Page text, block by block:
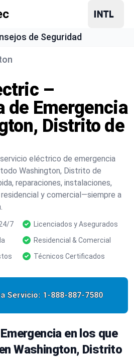
de Seguridad
–
de Emergencia
Distrito de
eléctrico de emergencia
Washington, Distrito de
reparaciones, instalaciones,
y comercial—siempre a
7
Licenciados y Asegurados
Residencial & Comercial
Técnicos Certificados
Servicio: 1-888-887-7580
en los que
Washington, Distrito